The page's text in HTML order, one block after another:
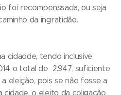
foi recompenssada, ou seja
o caminho da ingratidão.
tendo inclusive
o total de 2.947, suficiente
eleição, pois se não fosse a
o eleito da coligação